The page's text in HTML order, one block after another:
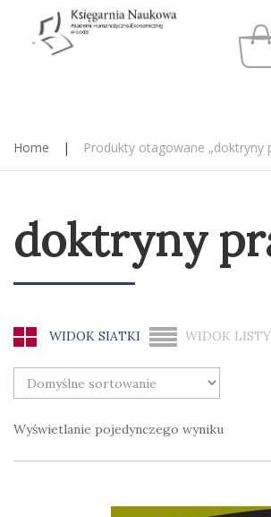
Home | Produkty otagowane „doktryny
doktryny
WIDOK SIATKI WIDOK LISTY
Wyświetlanie pojedynczego wyniku